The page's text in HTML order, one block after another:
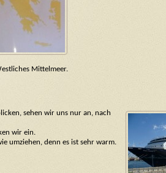
Mittelmeer.
sehen wir uns nur an, nach
wir ein.
umziehen, denn es ist sehr warm.